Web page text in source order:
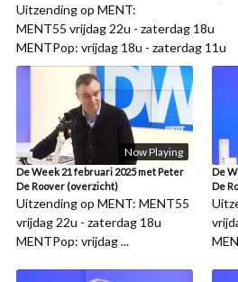
Uitzending op MENT:
MENT55 vrijdag 22u - zaterdag 18u
MENTPop: vrijdag 18u - zaterdag 11u
Now Playing
De Week 21 februari 2025 met Peter
De Roover (overzicht)
Uitzending op MENT: MENT55
vrijdag 22u - zaterdag 18u
MENTPop: vrijdag ...
De
De